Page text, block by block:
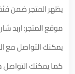
يظهر المتجر ضمن فئة
موقع المتجر: اربد
يمكنك التواصل مع
كما يمكنك